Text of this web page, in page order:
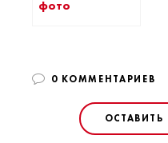
фото
0 КОММЕНТАРИЕВ